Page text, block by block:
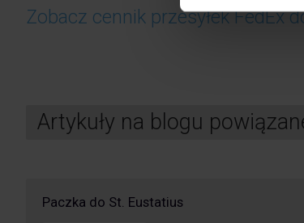
Zobacz cennik przesyłek FedEx
Artykuły na blogu
Paczka do St. Eustatius